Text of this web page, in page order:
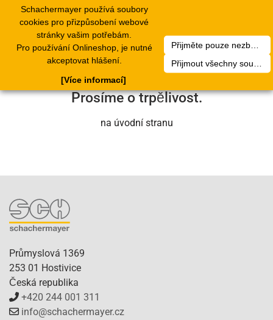
Schachermayer používá soubory
cookies pro přizpůsobení webové
stránky vašim potřebám.
Pro používání Onlineshop, je nutné
akceptovat hlášení.
Přijměte pouze nezbytné soubory cookie
[Více informací]
Bohužel došlo k technické chybě. Náš
servisní tým se o to brzy postará.
Prosíme o trpělivost.
na úvodní stranu
Průmyslová 1369
253 01 Hostivice
Česká republika
+420 244 001 311
info@schachermayer.cz